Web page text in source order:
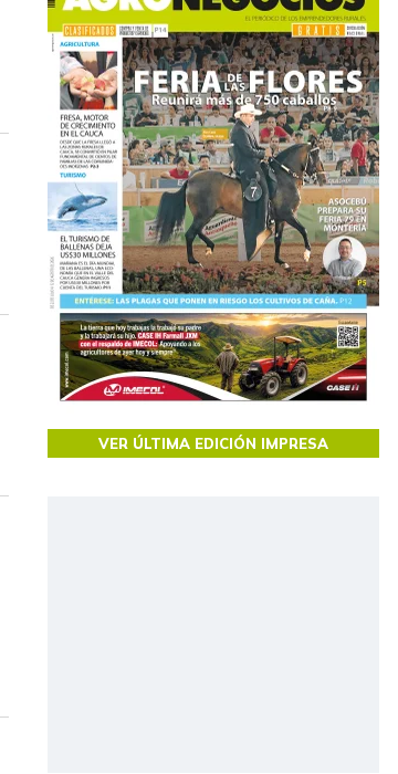
VER ÚLTIMA EDICIÓN IMPRESA